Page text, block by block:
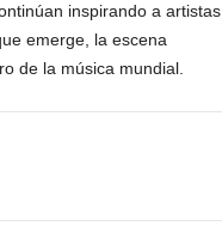
inspirando a artistas
emerge, la escena
de la música mundial.